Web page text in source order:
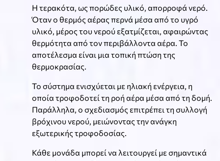
Η τερακότα, ως πορώδες υλικό, απορροφά νερό.
Όταν ο θερμός αέρας περνά μέσα από το υγρό
υλικό, μέρος του νερού εξατμίζεται, αφαιρώντας
θερμότητα από τον περιβάλλοντα αέρα. Το
αποτέλεσμα είναι μια τοπική πτώση της
θερμοκρασίας.
Το σύστημα ενισχύεται με ηλιακή ενέργεια, η
οποία τροφοδοτεί τη ροή αέρα μέσα από τη δομή.
Παράλληλα, ο σχεδιασμός επιτρέπει τη συλλογή
βρόχινου νερού, μειώνοντας την ανάγκη
εξωτερικής τροφοδοσίας.
Κάθε μονάδα μπορεί να λειτουργεί με σημαντικά